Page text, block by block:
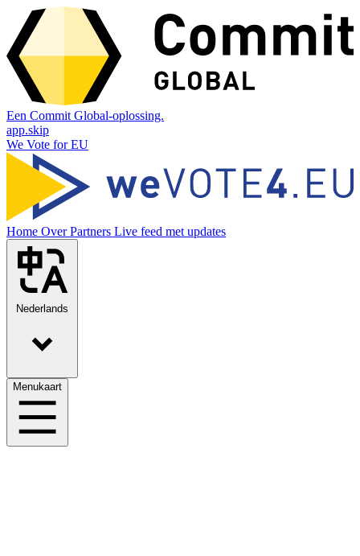
Een Commit Global-oplossing.
app.skip
We Vote for EU
Home OverPartners Live feed met updates
Nederlands
Menukaart